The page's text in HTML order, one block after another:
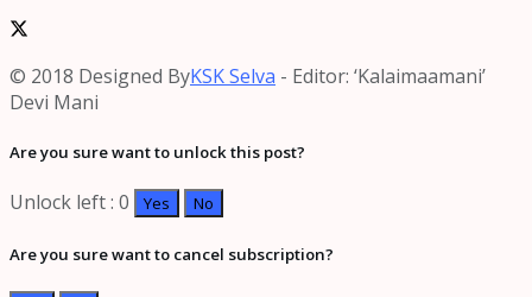
© 2018 Designed ByKSK Selva - Editor: ‘Kalaimaamani’
Devi Mani
Are you sure want to unlock this post?
Unlock left : 0 Yes No
Are you sure want to cancel subscription?